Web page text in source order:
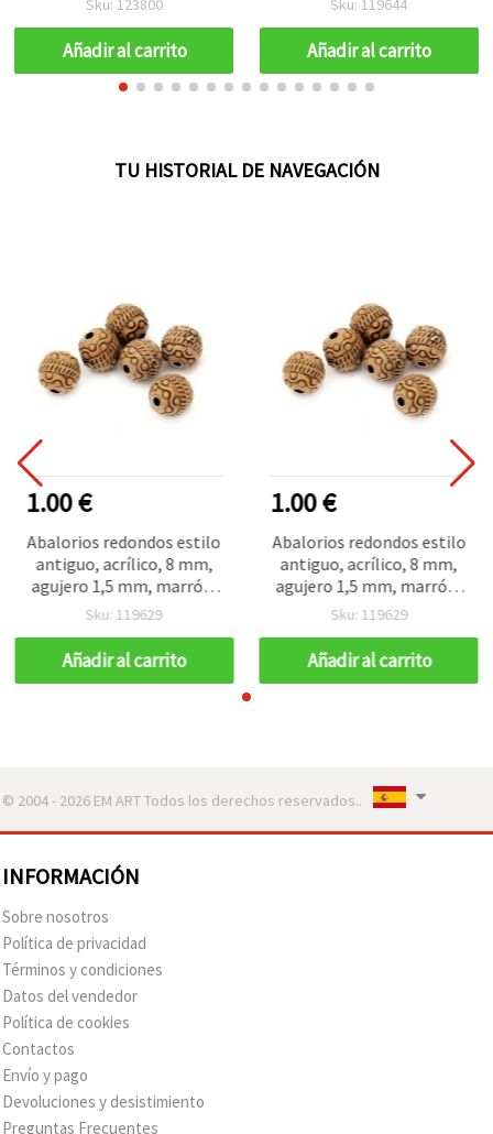
Añadir al carrito Añadir al carrito
TU HISTORIAL DE NAVEGACIÓN
1.00 €
Abalorios redondos estilo
antiguo, acrílico, 8 mm,
agujero 1,5 mm, marrón,
50 g (~140 uds.)
Sku: 119629
Añadir al carrito
1.00 €
Abalorios redondos estilo
antiguo, acrílico, 8 mm,
agujero 1,5 mm, marrón,
50 g (~140 uds.)
Sku: 119629
Añadir al carrito
© 2004 - 2026 EM ART Todos los derechos reservados..
INFORMACIÓN
Sobre nosotros
Política de privacidad
Términos y condiciones
Datos del vendedor
Política de cookies
Contactos
Envío y pago
Devoluciones y desistimiento
Preguntas Frecuentes